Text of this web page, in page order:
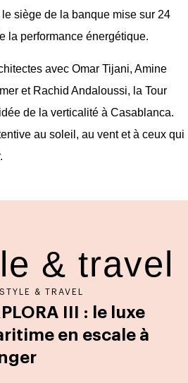
siège de la banque mise sur 24
la performance énergétique.
avec Omar Tijani, Amine
et Rachid Andaloussi, la Tour
de la verticalité à Casablanca.
au soleil, au vent et à ceux qui
& travel
& TRAVEL
III : le luxe
en escale à